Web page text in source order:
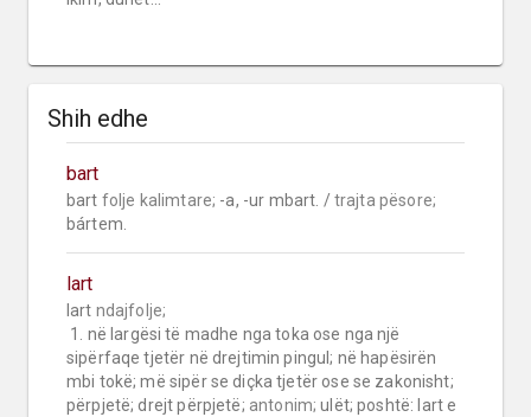
Shih edhe
bart
bart folje kalimtare; -a, -ur mbart. / trajta pësore;
bártem.
lart
lart ndajfolje;
sipërfaqe tjetër në drejtimin pingul; në hapësirën
mbi tokë; më sipër se diçka tjetër ose se zakonisht;
përpjetë; drejt përpjetë; antonim; ulët; poshtë: lart e